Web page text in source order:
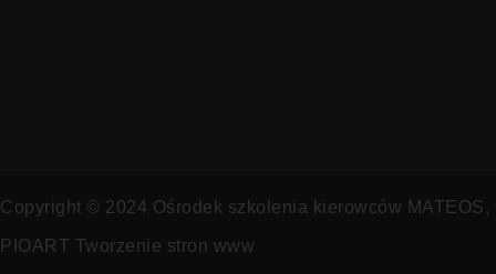
Copyright © 2024 Ośrodek szkolenia kierowców MATEOS,
PIOART Tworzenie stron www